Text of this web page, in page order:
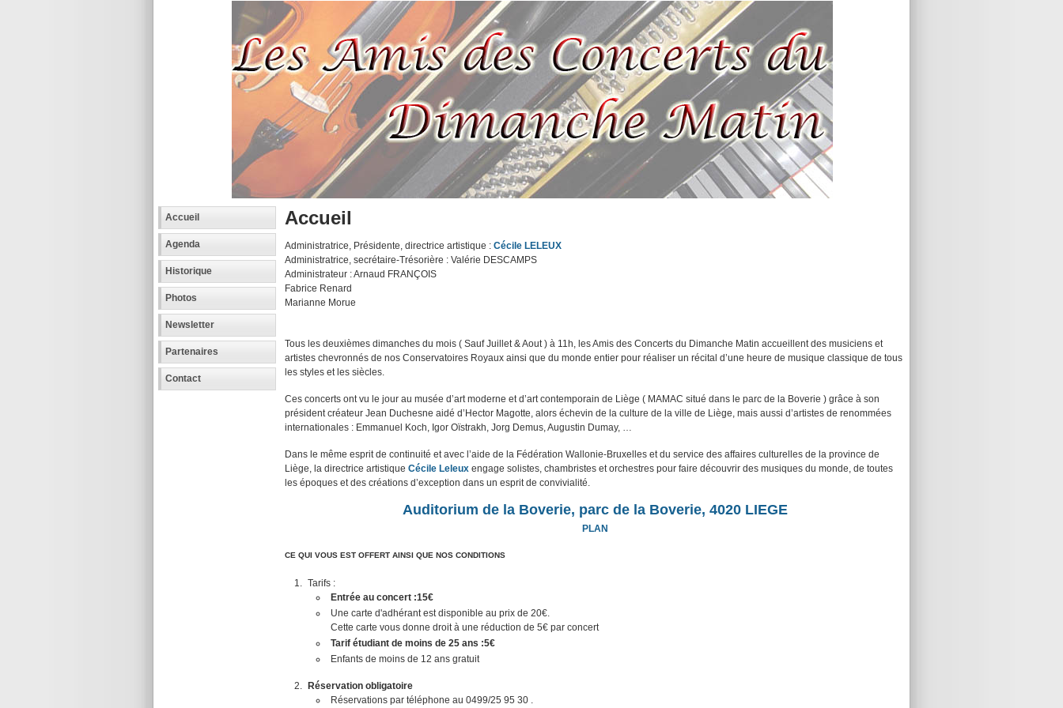
Accueil
Agenda
Historique
Photos
Newsletter
Partenaires
Contact
Accueil
Administratrice, Présidente, directrice artistique : Cécile LELEUX
Administratrice, secrétaire-Trésorière : Valérie DESCAMPS
Administrateur : Arnaud FRANÇOIS
Fabrice Renard
Marianne Morue
Tous les deuxièmes dimanches du mois ( Sauf Juillet & Aout ) à 11h, les Amis des Concerts du Dimanche Matin accueillent des musiciens et
artistes chevronnés de nos Conservatoires Royaux ainsi que du monde entier pour réaliser un récital d’une heure de musique classique de tous
les styles et les siècles.
Ces concerts ont vu le jour au musée d’art moderne et d’art contemporain de Liège ( MAMAC situé dans le parc de la Boverie ) grâce à son
président créateur Jean Duchesne aidé d’Hector Magotte, alors échevin de la culture de la ville de Liège, mais aussi d’artistes de renommées
internationales : Emmanuel Koch, Igor Oïstrakh, Jorg Demus, Augustin Dumay, …
Dans le même esprit de continuité et avec l’aide de la Fédération Wallonie-Bruxelles et du service des affaires culturelles de la province de
Liège, la directrice artistique Cécile Leleuxengage solistes, chambristes et orchestres pour faire découvrir des musiques du monde, de toutes
les époques et des créations d’exception dans un esprit de convivialité.
Auditorium de la Boverie, parc de la Boverie, 4020 LIEGE
PLAN
CE QUI VOUS EST OFFERT AINSI QUE NOS CONDITIONS
Tarifs :
Entrée au concert :15€
Une carte d'adhérant est disponible au prix de 20€.
Cette carte vous donne droit à une réduction de 5€ par concert
Tarif étudiant de moins de 25 ans :5€
Enfants de moins de 12 ans gratuit
Réservation obligatoire
Réservations par téléphone au 0499/25 95 30 .